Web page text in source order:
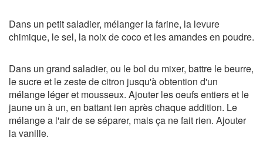
Dans un petit saladier, mélanger la farine, la levure
chimique, le sel, la noix de coco et les amandes en poudre.
Dans un grand saladier, ou le bol du mixer, battre le beurre,
le sucre et le zeste de citron jusqu'à obtention d'un
mélange léger et mousseux. Ajouter les oeufs entiers et le
jaune un à un, en battant ien après chaque addition. Le
mélange a l'air de se séparer, mais ça ne fait rien. Ajouter
la vanille.